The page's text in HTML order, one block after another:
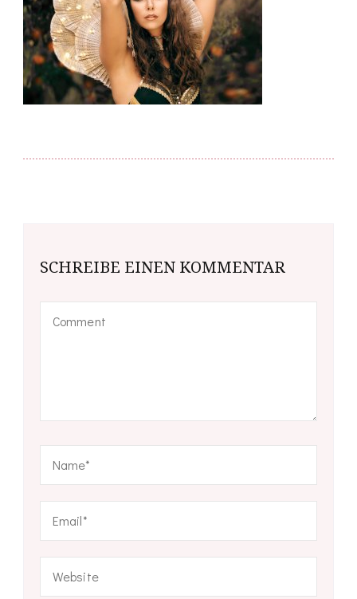
SCHREIBE EINEN KOMMENTAR